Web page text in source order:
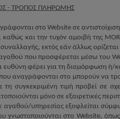
- ΤΡΟΠΟΣ ΠΛΗΡΩΜΗΣ
στο Website σε
και την τυχόν αμοιβή της
εκτός εάν άλλως ορίζεται
που προσφέρεται μέσω του
ευθύνη φέρει για τη διαμόρφωση ή/
αναγράφονται στο μπορούν να
τη συγκεκριμένη τιμή προβεί σε
μόνο σε εξαιρετικές
αγαθού/υπηρεσίας εξοφλείται
γνωστοποιούνται στο Website, όπως